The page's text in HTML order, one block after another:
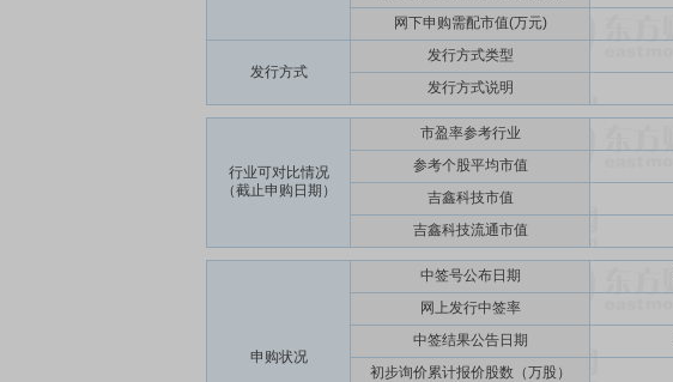
网下申购需配市值(万元)
发行方式
发行方式类型
发行方式说明
行业可对比情况
（截止申购日期）
市盈率参考行业
参考个股平均市值
吉鑫科技市值
吉鑫科技流通市值
申购状况
中签号公布日期
网上发行中签率
中签结果公告日期
初步询价累计报价股数（万股）